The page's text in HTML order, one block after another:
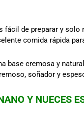
fácil de preparar y
comida rápida
base cremosa y
soñador y
Y NUECES